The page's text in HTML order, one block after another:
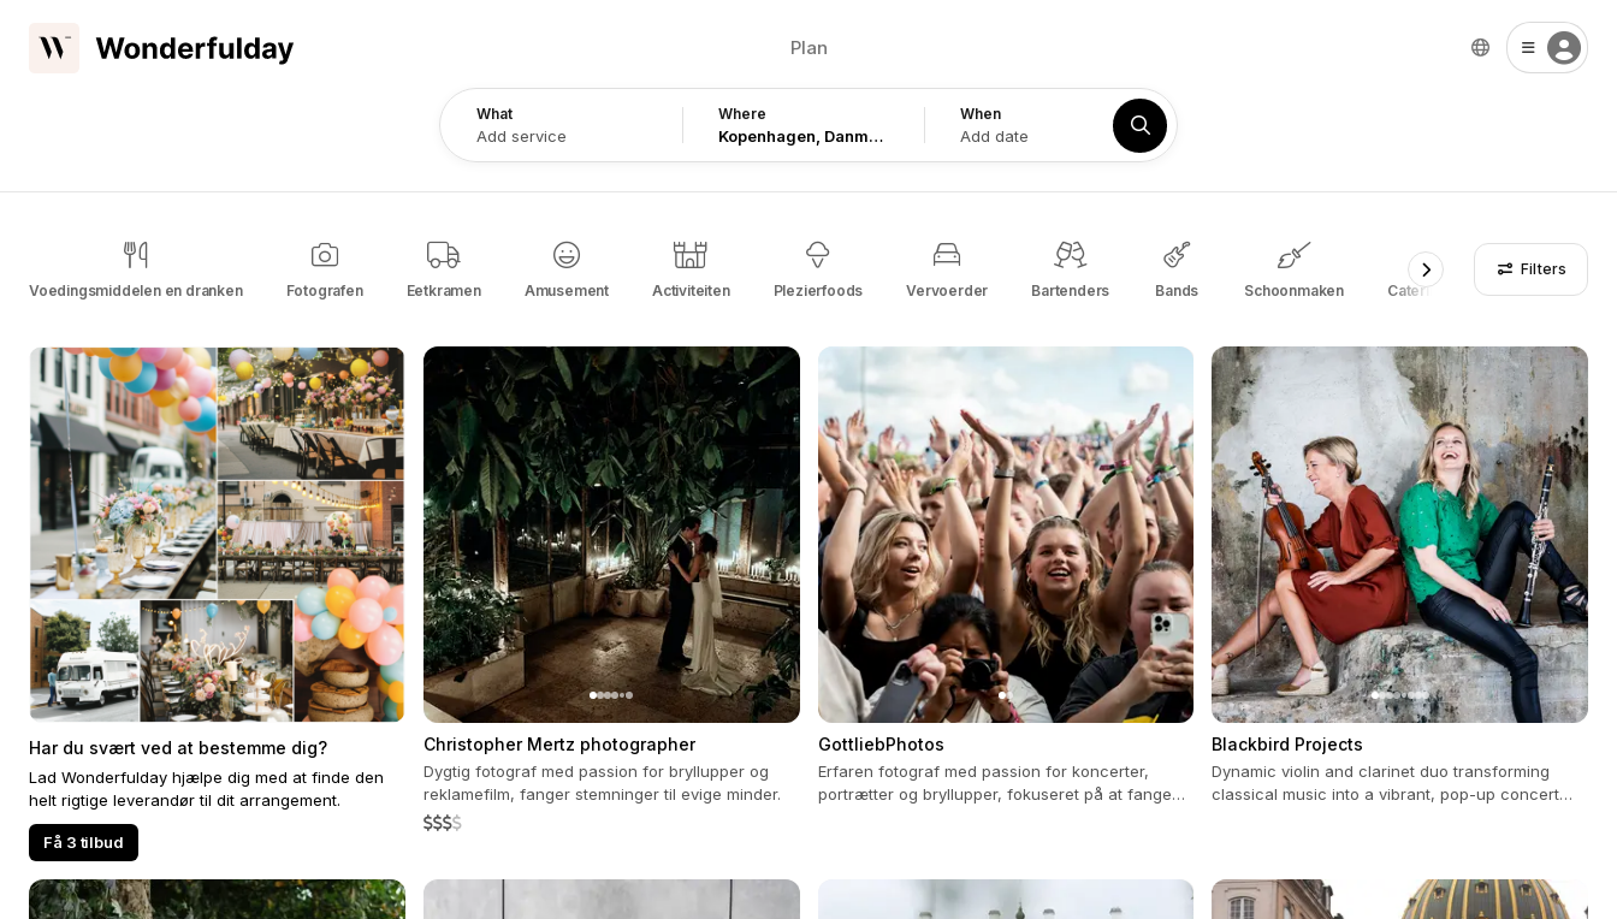
Plan
What
Add service
Where When
Add date
Voedingsmiddelen en dranken Fotografen Eetkramen Amusement Activiteiten Plezierfoods Vervoerder Bartenders Bands Schoonmaken Cateringbedrijven
Filters
Har du svært ved at bestemme dig?
Lad Wonderfulday hjælpe dig med at finde den
helt rigtige leverandør til dit arrangement.
Få 3 tilbud
Christopher Mertz photographer
Dygtig fotograf med passion for bryllupper og
reklamefilm, fanger stemninger til evige minder.
GottliebPhotos
Erfaren fotograf med passion for koncerter,
portrætter og bryllupper, fokuseret på at fange
Blackbird Projects
Dynamic violin and clarinet duo transforming
classical music into a vibrant, pop-up concert